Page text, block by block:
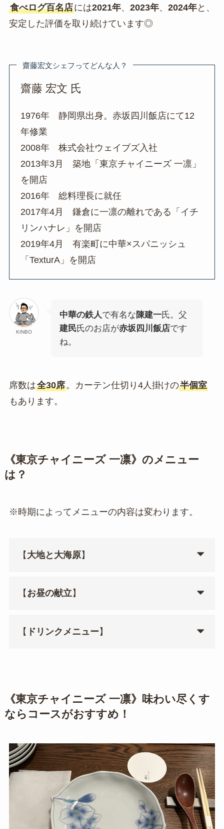
食べログ百名店には2021年、 2023年、 2024年と、
安定した評価を取り続けています◎
齋藤宏文シェフってどんな人？
齋藤 宏文 氏
1976年 静岡県出身。赤坂四川飯店にて12
年修業
2008年 株式会社ウェイブズ入社
2013年3月 築地「東京チャイニーズ 一凛」
を開店
2016年 総料理長に就任
2017年4月 鎌倉に一凛の離れである「イチ
リンハナレ」を開店
2019年4月 有楽町に中華×スパニッシュ
「TexturA」を開店
KINBO
中華の鉄人で有名な陳建一氏。父
建民氏のお店が赤坂四川飯店です
ね。
席数は全30席。カーテン仕切り4人掛けの半個室
もあります。
《東京チャイニーズ 一凛》のメニュー
は？
※時期によってメニューの内容は変わります。
【 大地と大海原】
【 お昼の献立】
【 ドリンクメニュー 】
《東京チャイニーズ 一凛》味わい尽くす
ならコースがおすすめ！